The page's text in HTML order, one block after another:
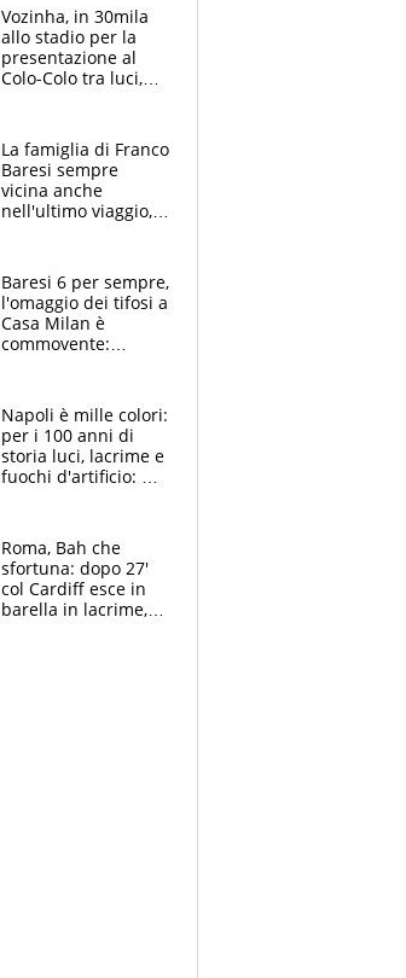
Vozinha, in 30mila
allo stadio per la
presentazione al
Colo-Colo tra luci,
La famiglia di Franco
Baresi sempre
vicina anche
nell'ultimo viaggio,
circondati
dall'affetto dei tifosi
Baresi 6 per sempre,
l'omaggio dei tifosi a
Casa Milan è
commovente:
bigliettini
Napoli è mille colori:
per i 100 anni di
storia luci, lacrime e
fuochi d'artificio: De
Roma, Bah che
sfortuna: dopo 27'
col Cardiff esce in
barella in lacrime,